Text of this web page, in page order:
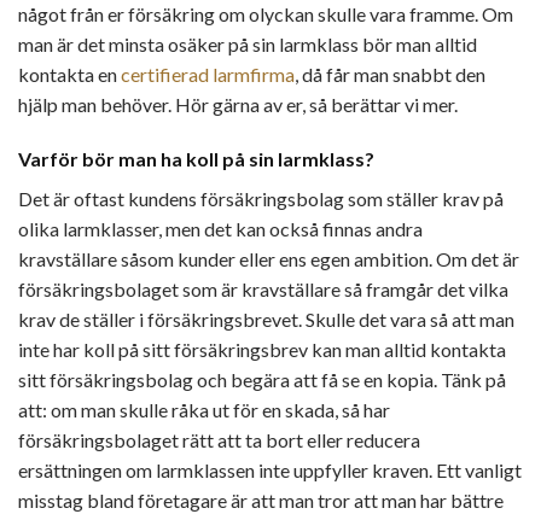
något från er försäkring om olyckan skulle vara framme. Om
man är det minsta osäker på sin larmklass bör man alltid
kontakta encertifierad larmfirma , då får man snabbt den
hjälp man behöver. Hör gärna av er, så berättar vi mer.
Varför bör man ha koll på sin larmklass?
Det är oftast kundens försäkringsbolag som ställer krav på
olika larmklasser, men det kan också finnas andra
kravställare såsom kunder eller ens egen ambition. Om det är
försäkringsbolaget som är kravställare så framgår det vilka
krav de ställer i försäkringsbrevet. Skulle det vara så att man
inte har koll på sitt försäkringsbrev kan man alltid kontakta
sitt försäkringsbolag och begära att få se en kopia. Tänk på
att: om man skulle råka ut för en skada, så har
försäkringsbolaget rätt att ta bort eller reducera
ersättningen om larmklassen inte uppfyller kraven. Ett vanligt
misstag bland företagare är att man tror att man har bättre